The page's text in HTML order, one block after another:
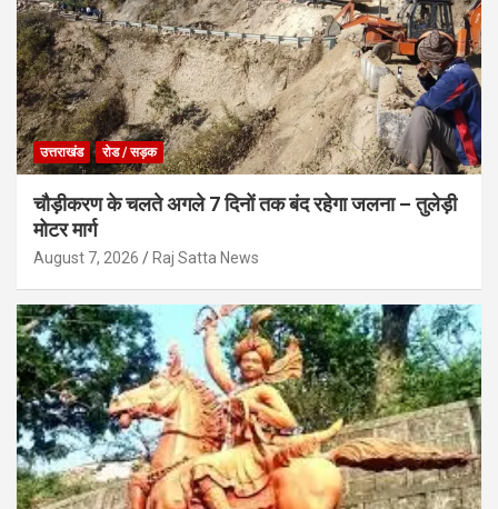
उत्तराखंड रोड / सड़क
चौड़ीकरण के चलते अगले 7 दिनों तक बंद रहेगा जलना – तुलेड़ी
मोटर मार्ग
August 7, 2026 Raj Satta News